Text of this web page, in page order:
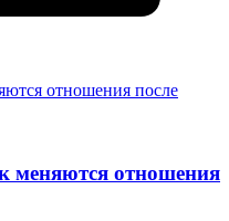
меняются отношения